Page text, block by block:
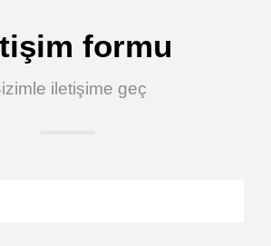
formu
iletişime geç